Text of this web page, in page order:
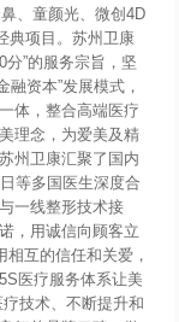
、童颜光、微创4D
典项目。苏州卫康
分”的服务宗旨，坚
融资本”发展模式，
体，整合高端医疗
理念，为爱美及精
州卫康汇聚了国内
等多国医生深度合
一线整形技术接
，用诚信向顾客立
相互的信任和关爱，
医疗服务体系让美
技术、不断提升和